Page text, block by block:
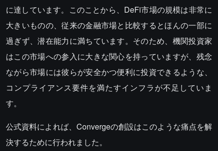
に達しています。このことから、DeFi市場の規模は非常に
大きいものの、従来の金融市場と比較するとほんの一部に
過ぎず、潜在能力に満ちています。そのため、機関投資家
はこの市場への参入に大きな関心を持っていますが、残念
ながら市場には彼らが安全かつ便利に投資できるような、
コンプライアンス要件を満たすインフラが不足していま
す。
公式資料によれば、Convergeの創設はこのような痛点を解
決するために行われました。